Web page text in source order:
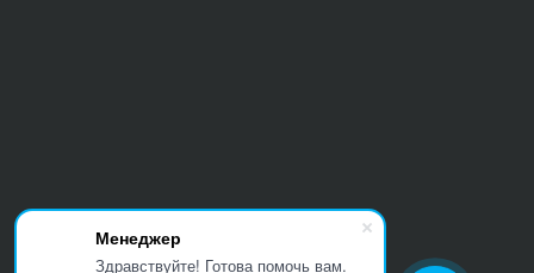
Менеджер
Здравствуйте! Готова помочь вам.